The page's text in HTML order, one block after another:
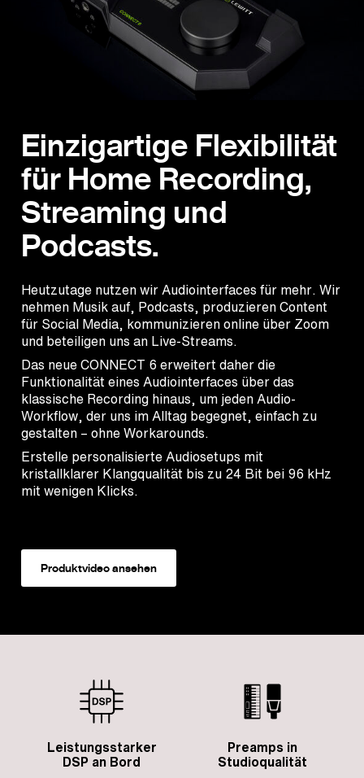
Einzigartige Flexibilität
für Home Recording,
Streaming und
Podcasts.
Heutzutage nutzen wir Audiointerfaces für mehr. Wir
nehmen Musik auf, Podcasts, produzieren Content
für Social Media, kommunizieren online über Zoom
und beteiligen uns an Live-Streams.
Das neue CONNECT 6 erweitert daher die
Funktionalität eines Audiointerfaces über das
klassische Recording hinaus, um jeden Audio-
Workflow, der uns im Alltag begegnet, einfach zu
gestalten – ohne Workarounds.
Erstelle personalisierte Audiosetups mit
kristallklarer Klangqualität bis zu 24 Bit bei 96 kHz
mit wenigen Klicks.
Produktvideo ansehen
Leistungsstarker
DSP an Bord
Preamps in
Studioqualität